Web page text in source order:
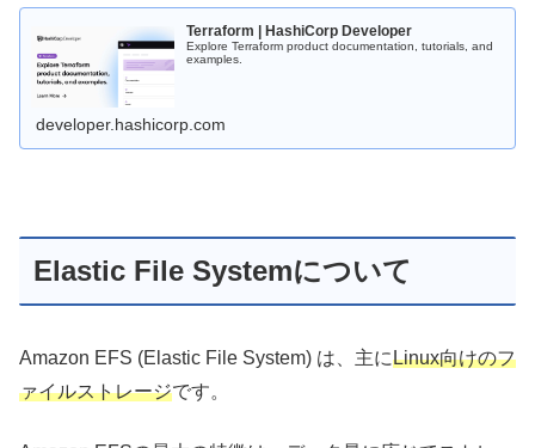
Terraform | HashiCorp Developer
Explore Terraform product documentation, tutorials, and
examples.
developer.hashicorp.com
Elastic File Systemについて
Amazon EFS (Elastic File System) は、主にLinux向けのフ
ァイルストレージです。